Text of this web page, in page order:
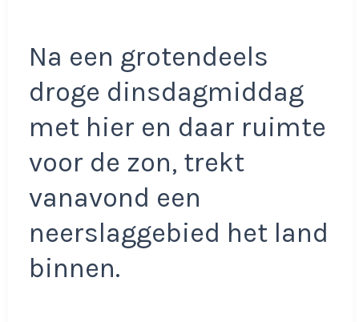
Na een grotendeels
droge dinsdagmiddag
met hier en daar ruimte
voor de zon, trekt
vanavond een
neerslaggebied het land
binnen.